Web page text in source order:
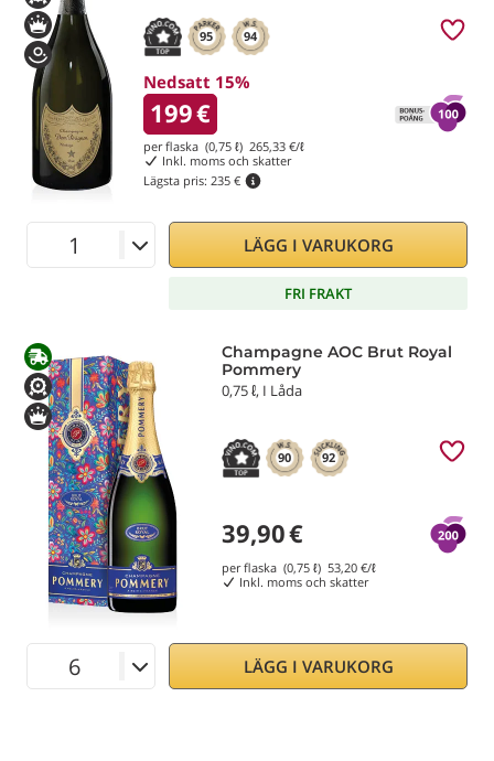
95 94
Nedsatt 15%
199€
per flaska (0,75 ℓ) 265,33 €/ℓ
Inkl. moms och skatter
Lägsta pris: 235 €
LÄGG I VARUKORG
FRI FRAKT
Champagne AOC Brut Royal
Pommery
0,75 ℓ, I Låda
90 92
39,90€
per flaska (0,75 ℓ) 53,20€/ℓ
Inkl. moms och skatter
LÄGG I VARUKORG